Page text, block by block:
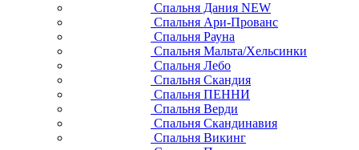
Спальня Дания NEW
Спальня Ари-Прованс
Спальня Рауна
Спальня Мальта/Хельсинки
Спальня Лебо
Спальня Скандия
Спальня ПЕННИ
Спальня Верди
Спальня Скандинавия
Спальня Викинг